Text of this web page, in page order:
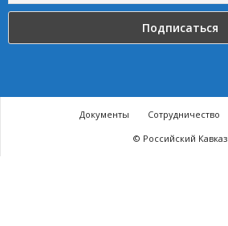
Документы Сотрудничество
© Российский Кавказ